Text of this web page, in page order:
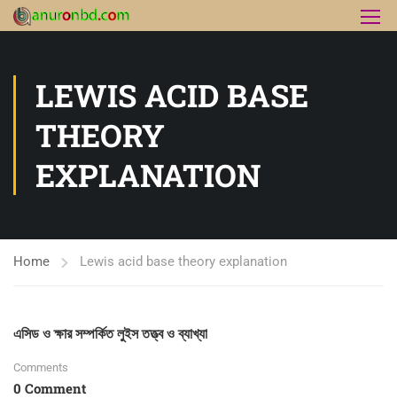
LEWIS ACID BASE
THEORY
EXPLANATION
Home Lewis acid base theory explanation
এসিড ও ক্ষার সম্পর্কিত লুইস তত্ত্ব ও ব্যাখ্যা
Comments
0 Comment